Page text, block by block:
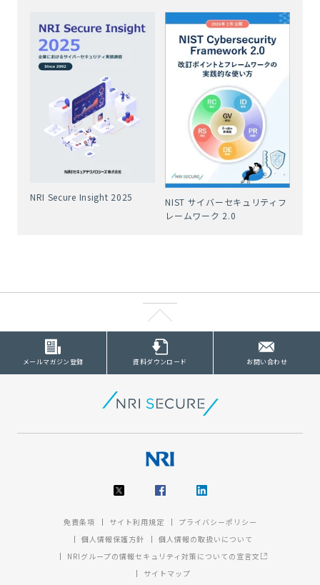
NRI Secure Insight 2025
NIST サイバーセキュリティフ
レームワーク 2.0
メールマガジン登録 資料ダウンロード お問い合わせ
免責条項 サイト利用規定
プライバシーポリシー
個人情報保護方針
個人情報の取扱いについて
NRIグループの情報セキュリティ対策についての宣言文
サイトマップ